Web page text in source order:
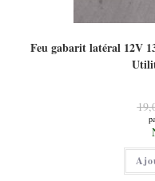
Feu gabarit latéral 12V